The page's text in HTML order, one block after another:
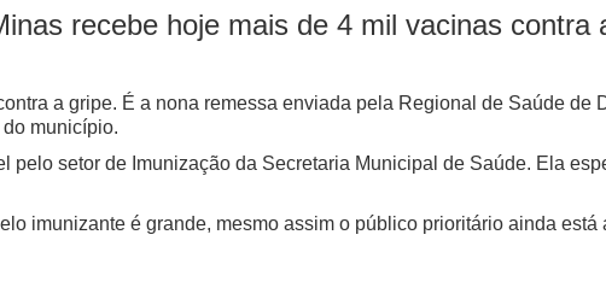
recebe hoje mais de 4 mil vacinas contra
a gripe. É a nona remessa enviada pela Regional de Saúde de
município.
pelo setor de Imunização da Secretaria Municipal de Saúde. Ela
imunizante é grande, mesmo assim o público prioritário ainda está